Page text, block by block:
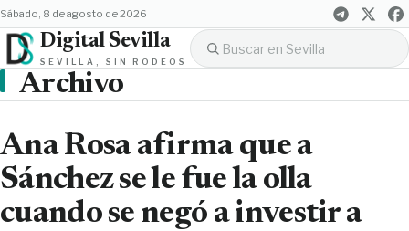
sábado, 8 de agosto de 2026
Digital Sevilla
SEVILLA, SIN RODEOS
Archivo
Ana Rosa afirma que a
Sánchez se le fue la olla
cuando se negó a investir a